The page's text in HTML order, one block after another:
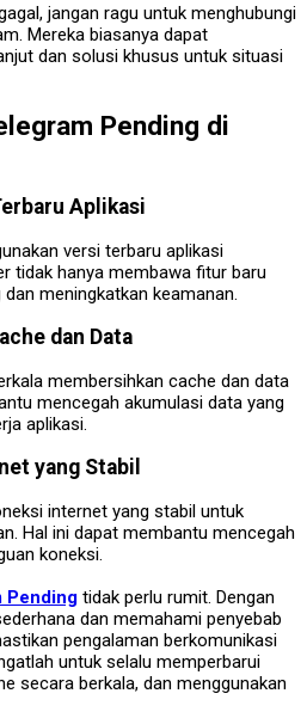
jangan ragu untuk menghubungi
Mereka biasanya dapat
dan solusi khusus untuk situasi
Pending di
Aplikasi
versi terbaru aplikasi
tidak hanya membawa fitur baru
meningkatkan keamanan.
dan Data
membersihkan cache dan data
mencegah akumulasi data yang
aplikasi.
yang Stabil
internet yang stabil untuk
Hal ini dapat membantu mencegah
koneksi.
Pending tidak perlu rumit. Dengan
dan memahami penyebab
pengalaman berkomunikasi
untuk selalu memperbarui
secara berkala, dan menggunakan